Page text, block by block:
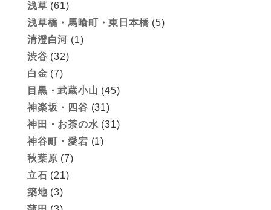
浅草 (61)
浅草橋・馬喰町・東日本橋 (5)
清澄白河 (1)
渋谷 (32)
白金 (7)
目黒・武蔵小山 (45)
神楽坂・四谷 (31)
神田・お茶の水 (31)
神谷町・愛宕 (1)
秋葉原 (7)
立石 (21)
築地(3)